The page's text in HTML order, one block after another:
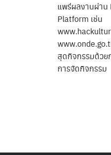
แพร่ผลงานผ่าน
Platform เช่น
สุดกิจกรรมด้วย
การจัดกิจกรรม